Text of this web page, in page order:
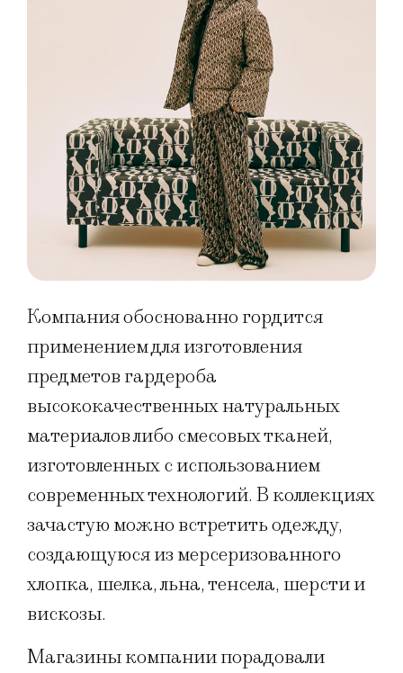
Компания обоснованно гордится
применением для изготовления
предметов гардероба
высококачественных натуральных
материалов либо смесовых тканей,
изготовленных с использованием
современных технологий. В коллекциях
зачастую можно встретить одежду,
создающуюся из мерсеризованного
хлопка, шелка, льна, тенсела, шерсти и
вискозы.
Магазины компании порадовали